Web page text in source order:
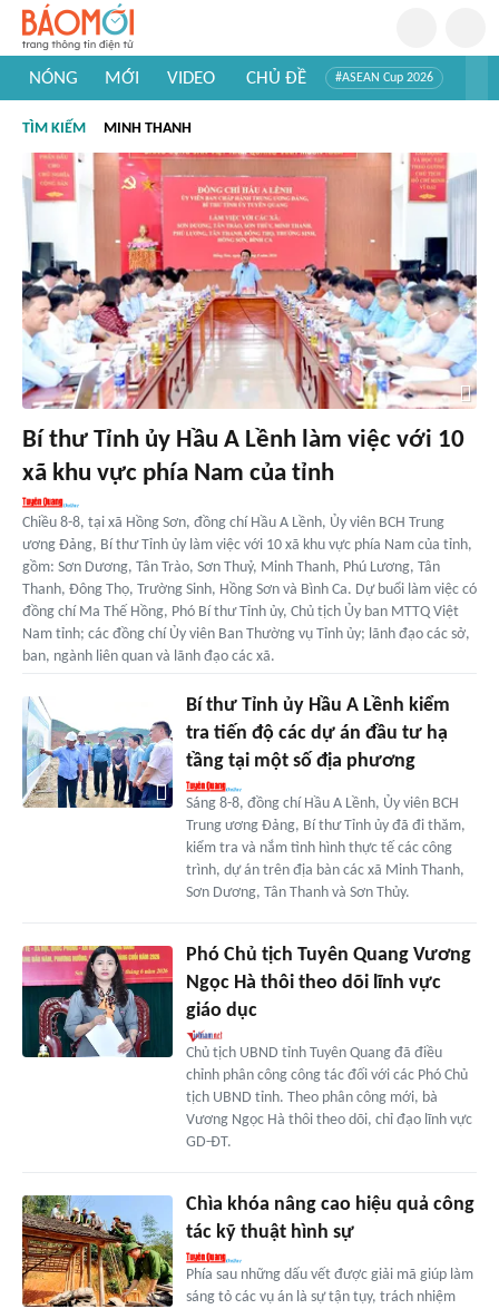
NÓNG MỚI VIDEO CHỦ ĐỀ #ASEAN Cup 2026
#Khám phá Việt Nam
#Khám phá thế giới
TÌM KIẾM MINH THANH
Bí thư Tỉnh ủy Hầu A Lềnh làm việc với 10
xã khu vực phía Nam của tỉnh
Chiều 8-8, tại xã Hồng Sơn, đồng chí Hầu A Lềnh, Ủy viên BCH Trung
ương Đảng, Bí thư Tỉnh ủy làm việc với 10 xã khu vực phía Nam của tỉnh,
gồm: Sơn Dương, Tân Trào, Sơn Thuỷ, Minh Thanh, Phú Lương, Tân
Thanh, Đông Thọ, Trường Sinh, Hồng Sơn và Bình Ca. Dự buổi làm việc có
đồng chí Ma Thế Hồng, Phó Bí thư Tỉnh ủy, Chủ tịch Ủy ban MTTQ Việt
Nam tỉnh; các đồng chí Ủy viên Ban Thường vụ Tỉnh ủy; lãnh đạo các sở,
ban, ngành liên quan và lãnh đạo các xã.
Bí thư Tỉnh ủy Hầu A Lềnh kiểm
tra tiến độ các dự án đầu tư hạ
tầng tại một số địa phương
Sáng 8-8, đồng chí Hầu A Lềnh, Ủy viên BCH
Trung ương Đảng, Bí thư Tỉnh ủy đã đi thăm,
kiểm tra và nắm tình hình thực tế các công
trình, dự án trên địa bàn các xã Minh Thanh,
Sơn Dương, Tân Thanh và Sơn Thủy.
Phó Chủ tịch Tuyên Quang Vương
Ngọc Hà thôi theo dõi lĩnh vực
giáo dục
Chủ tịch UBND tỉnh Tuyên Quang đã điều
chỉnh phân công công tác đối với các Phó Chủ
tịch UBND tỉnh. Theo phân công mới, bà
Vương Ngọc Hà thôi theo dõi, chỉ đạo lĩnh vực
GD-ĐT.
Chìa khóa nâng cao hiệu quả công
tác kỹ thuật hình sự
Phía sau những dấu vết được giải mã giúp làm
sáng tỏ các vụ án là sự tận tụy, trách nhiệm